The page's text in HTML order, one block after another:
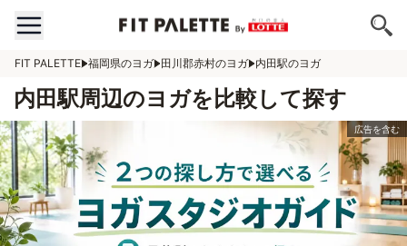
FIT PALETTE 福岡県のヨガ 田川郡赤村のヨガ 内田駅のヨガ
内田駅周辺のヨガを比較して探す